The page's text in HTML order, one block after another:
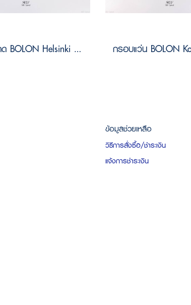
แว่นกันแดด BOLON Helsinki BV1057 C90 Size 56 ( Foldable )
ข้อมูลช่วยเหลือ
วิธีการสั่งซื้อ/ชำระเงิน
แจ้งการชำระเงิน